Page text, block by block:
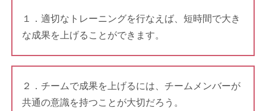
１．適切なトレーニングを行なえば、短時間で大き
な成果を上げることができます。
２．チームで成果を上げるには、チームメンバーが
共通の意識を持つことが大切だろう。